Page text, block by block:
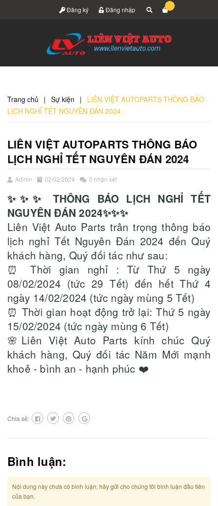
Đăng ký Đăng nhập
Trang chủ | Sự kiện |
LIÊN VIỆT AUTOPARTS THÔNG BÁO
LỊCH NGHỈ TẾT NGUYÊN ĐÁN 2024
LIÊN VIỆT AUTOPARTS THÔNG BÁO
LỊCH NGHỈ TẾT NGUYÊN ĐÁN 2024
Admin 02/02/2024 0 nhận xét
✨✨✨ THÔNG BÁO LỊCH NGHỈ TẾT
NGUYÊN ĐÁN 2024✨✨✨
Liên Việt Auto Parts trân trọng thông báo
lịch nghỉ Tết Nguyên Đán 2024 đến Quý
khách hàng, Quý đối tác như sau:
⏰ Thời gian nghỉ : Từ Thứ 5 ngày
08/02/2024 (tức 29 Tết) đến hết Thứ 4
ngày 14/02/2024 (tức ngày mùng 5 Tết)
⏰ Thời gian hoạt động trở lại: Thứ 5 ngày
15/02/2024 (tức ngày mùng 6 Tết)
🌸Liên Việt Auto Parts kính chúc Quý
khách hàng, Quý đối tác Năm Mới mạnh
khoẻ - bình an - hạnh phúc ❤️
Chia sẻ:
Bình luận:
Nội dung này chưa có bình luận, hãy gửi cho chúng tôi bình luận đầu tiên
của bạn.